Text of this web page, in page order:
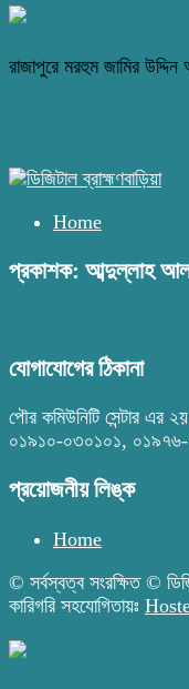
রাজাপুরে মরহুম জামির
Home
প্রকাশক: আব্দুল্লাহ
যোগাযোগের ঠিকানা
পৌর কমিউনিটি সেন্টার এর
০১৯১০-০৩০১০১,
প্রয়োজনীয় লিঙ্ক
Home
© সর্বস্বত্ব সংরক্ষিত ©
কারিগরি সহযোগিতায়ঃ